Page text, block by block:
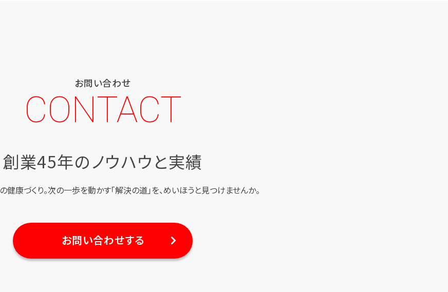
お問い合わせ
CONTACT
創業45年のノウハウと実績
健康づくり。次の一歩を動かす「解決の道」を、めいほうと見つけませんか。
お問い合わせする